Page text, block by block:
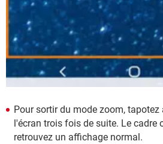
Pour sortir du mode zoom,
l'écran trois fois de suite. Le cadre
retrouvez un affichage normal.